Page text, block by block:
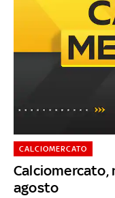
agosto
CALCIOMERCATO